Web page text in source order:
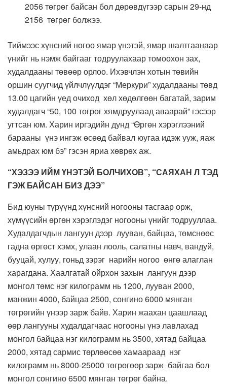
2056 төгрөг байсан бол дөрөвдүгээр сарын 29-нд
2156 төгрөг болжээ.
Тиймээс хүнсний ногоо ямар үнэтэй, ямар шалтгаанаар
үнийг нь нэмж байгааг тодруулахаар томоохон зах,
худалдааны төвөөр орлоо. Ихэвчлэн хотын төвийн
оршин суугчид үйлчлүүлдэг “Меркури” худалдааны төвд
13.00 цагийн үед очиход хөл хөдөлгөөн багатай, зарим
худалдагч “50, 100 төгрөг хямдруулаад аваарай” гэсээр
угтсан юм. Харин иргэдийн дунд “Өргөн хэрэглээний
барааны үнэ ингэж өсөөд байвал юугаа идэж ууж, яаж
амьдрах юм бэ” гэсэн яриа хөврөх аж.
“ХЭЗЭЭ ИЙМ ҮНЭТЭЙ БОЛЧИХОВ”, “САЯХАН Л ТЭД
ГЭЖ БАЙСАН БИЗ ДЭЭ”
Бид юуны түрүүнд хүнсний ногооны тасгаар орж,
хүмүүсийн өргөн хэрэглэдэг ногооны үнийг тодрууллаа.
Худалдагчдын лангуун дээр лууван, байцаа, төмснөөс
гадна өргөст хэмх, улаан лооль, салатны навч, вандуй,
бууцай, хулуу, гоньд зэрэг нарийн ногоо өнгө алаглан
харагдана. Хаалгатай ойрхон захын лангуун дээр
монгол төмс нэг килограмм нь 1200, лууван 2000,
манжин 4000, байцаа 2500, сонгино 6000 мянган
төгрөгийн үнээр зарж байв. Харин жаахан цаашлаад
өөр лангууны худалдагчаас ногооны үнэ лавлахад
монгол байцаа нэг килограмм нь 3500, хятад байцаа
2000, хятад сармис төрлөөсөө хамаараад нэг
килограмм нь 8000-25000 төгрөгөөр зарж байгаа бол
монгол сонгино 6500 мянган төгрөг байна.